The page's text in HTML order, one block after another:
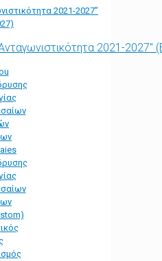
2021-2027”
2021-